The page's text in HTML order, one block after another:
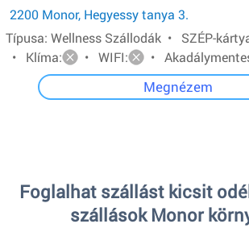
2200 Monor, Hegyessy tanya 3.
Típusa: Wellness Szállodák • SZÉP-
• Klíma:
• WIFI: •
Megnézem
Foglalhat szállást kicsit
szállások Monor